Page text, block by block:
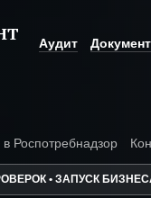
Аудит
Роспотребнадзор
• ЗАПУСК